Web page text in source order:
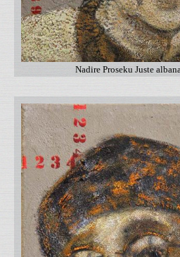
Nadire Proseku Juste